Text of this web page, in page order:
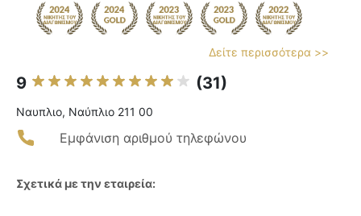
Δείτε περισσότερα >>
9 (31)
Ναυπλιο, Ναύπλιο 211 00
Εμφάνιση αριθμού τηλεφώνου
Σχετικά με την εταιρεία: